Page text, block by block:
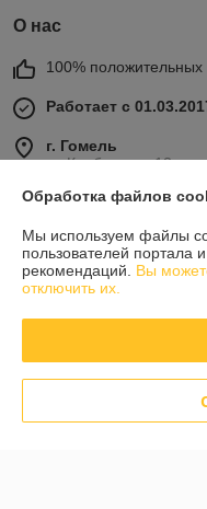
О нас
100% положительных
Работает с
г. Гомель
ул Карбышева 12,
Контакты
Сегодня работает с
Показать весь
585 отзывов за всё
Инна
Обработка файлов
Мы используем файлы
пользователей портала
рекомендаций. Вы
отключить их.